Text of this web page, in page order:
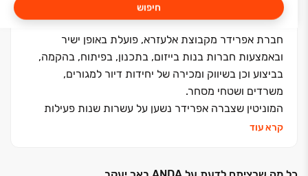
חיפוש
חברת אפרידר מקבוצת אלעזרא, פועלת באופן ישיר
ובאמצעות חברות בנות בייזום, בתכנון, בפיתוח, בהקמה,
בביצוע וכן בשיווק ומכירה של יחידות דיור למגורים,
משרדים ושטחי מסחר.
המוניטין שצברה אפרידר נשען על עשרות שנות פעילות
מוצלחות, ומסירה של אלפי יח"ד ושטחי משרדים ומסחר.
קרא עוד